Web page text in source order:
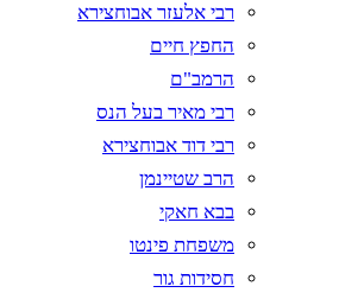
רבי אלעזר אבוחצירא
החפץ חיים
הרמב"ם
רבי מאיר בעל הנס
רבי דוד אבוחצירא
הרב שטיינמן
בבא חאקי
משפחת פינטו
חסידות גור